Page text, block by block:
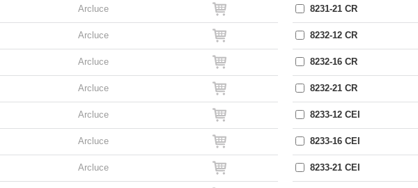
Arcluce
Arcluce
Arcluce
Arcluce
Arcluce
Arcluce
Arcluce
8231-21 CR
8232-12 CR
8232-16 CR
8232-21 CR
8233-12 CEI
8233-16 CEI
8233-21 CEI